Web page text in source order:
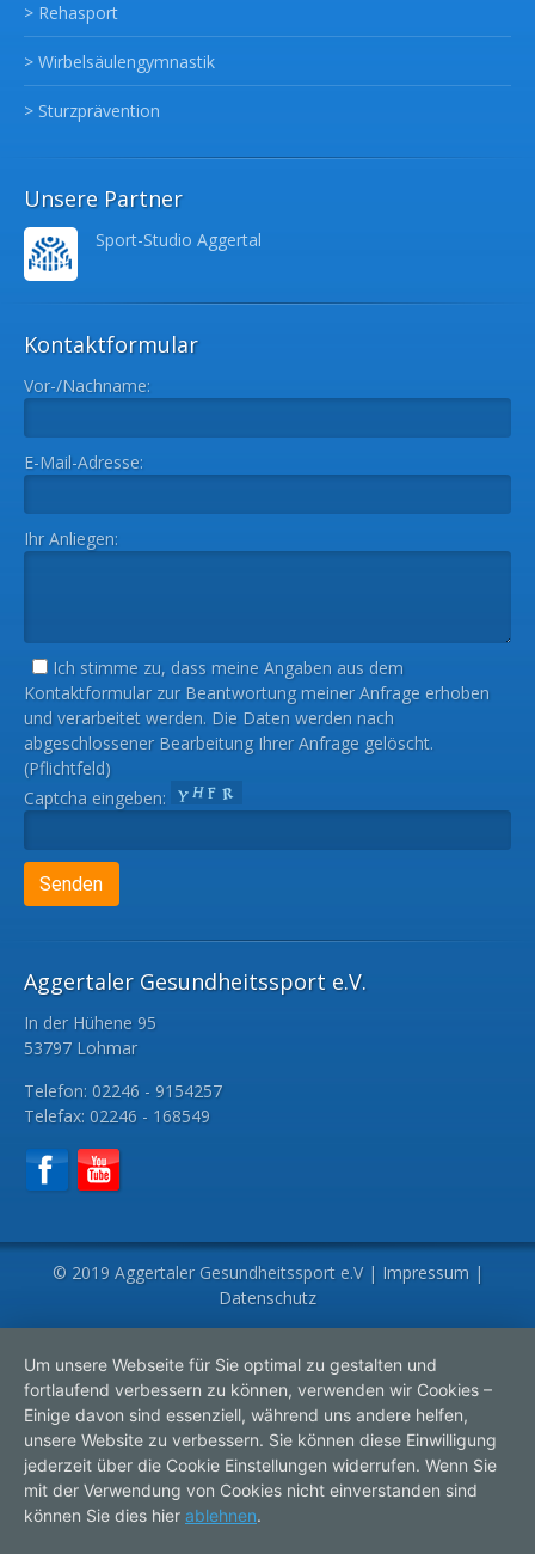
> Rehasport
> Wirbelsäulengymnastik
> Sturzprävention
Unsere Partner
Sport-Studio Aggertal
Kontaktformular
Vor-/Nachname:
E-Mail-Adresse:
Ihr Anliegen:
Ich stimme zu, dass meine Angaben aus dem
Kontaktformular zur Beantwortung meiner Anfrage erhoben
und verarbeitet werden. Die Daten werden nach
abgeschlossener Bearbeitung Ihrer Anfrage gelöscht.
(Pflichtfeld)
Captcha eingeben:
Aggertaler Gesundheitssport e.V.
In der Hühene 95
53797 Lohmar
Telefon: 02246 - 9154257
Telefax: 02246 - 168549
© 2019 Aggertaler Gesundheitssport e.V | Impressum|
Datenschutz
Um unsere Webseite für Sie optimal zu gestalten und
fortlaufend verbessern zu können, verwenden wir Cookies –
Einige davon sind essenziell, während uns andere helfen,
unsere Website zu verbessern. Sie können diese Einwilligung
jederzeit über die Cookie Einstellungen widerrufen. Wenn Sie
mit der Verwendung von Cookies nicht einverstanden sind
können Sie dies hier ablehnen.